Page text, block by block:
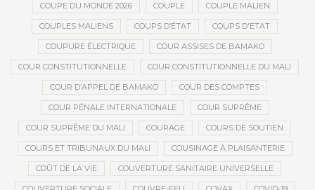
COUPE DU MONDE 2026 COUPLE COUPLE MALIEN
COUPLES MALIENS COUPS D’ÉTAT COUPS D'ETAT
COUPURE ÉLECTRIQUE COUR ASSISES DE BAMAKO
COUR CONSTITUTIONNELLE COUR CONSTITUTIONNELLE DU MALI
COUR D’APPEL DE BAMAKO COUR DES COMPTES
COUR PÉNALE INTERNATIONALE COUR SUPRÊME
COUR SUPRÊME DU MALI COURAGE COURS DE SOUTIEN
COURS ET TRIBUNAUX DU MALI COUSINAGE À PLAISANTERIE
COÛT DE LA VIE COUVERTURE SANITAIRE UNIVERSELLE